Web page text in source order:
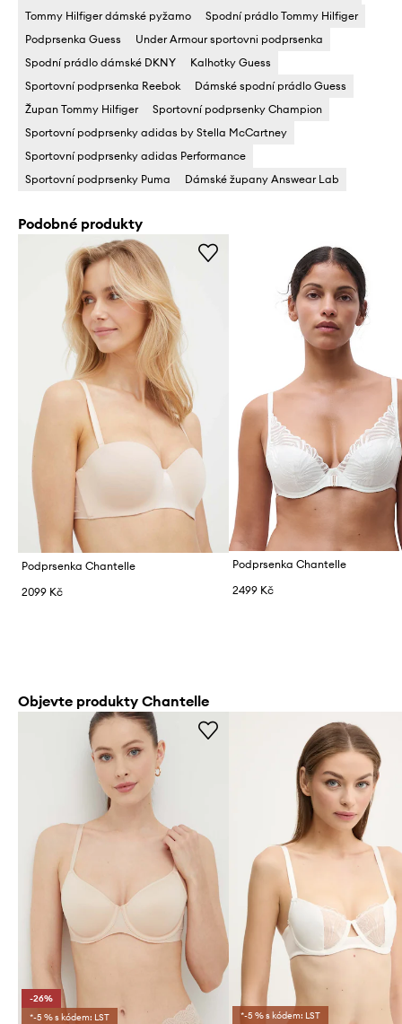
Tommy Hilfiger dámské pyžamo
Spodní prádlo Tommy Hilfiger
Podprsenka Guess
Under Armour sportovni podprsenka
Spodní prádlo dámské DKNY
Kalhotky Guess
Sportovní podprsenka Reebok
Dámské spodní prádlo Guess
Župan Tommy Hilfiger
Sportovní podprsenky Champion
Sportovní podprsenky adidas by Stella McCartney
Sportovní podprsenky adidas Performance
Sportovní podprsenky Puma
Dámské župany Answear Lab
Podobné produkty
Podprsenka Chantelle
2099 Kč
Podprsenka Chantelle
2499 Kč
Objevte produkty Chantelle
-26%
*-5 % s kódem: LST
*-5 % s kódem: LST